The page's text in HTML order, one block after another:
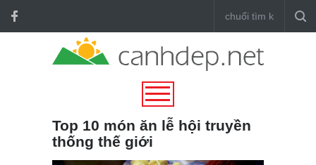
Top 10 món ăn lễ hội truyền
thống thế giới